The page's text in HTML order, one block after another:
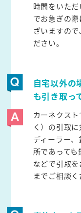
時間をいた
でお急ぎの
ざいますの
ださい。
自宅以外の
も引き取っ
カーネクス
く）の引取
ディーラー
所であって
などで引取
までご相談く